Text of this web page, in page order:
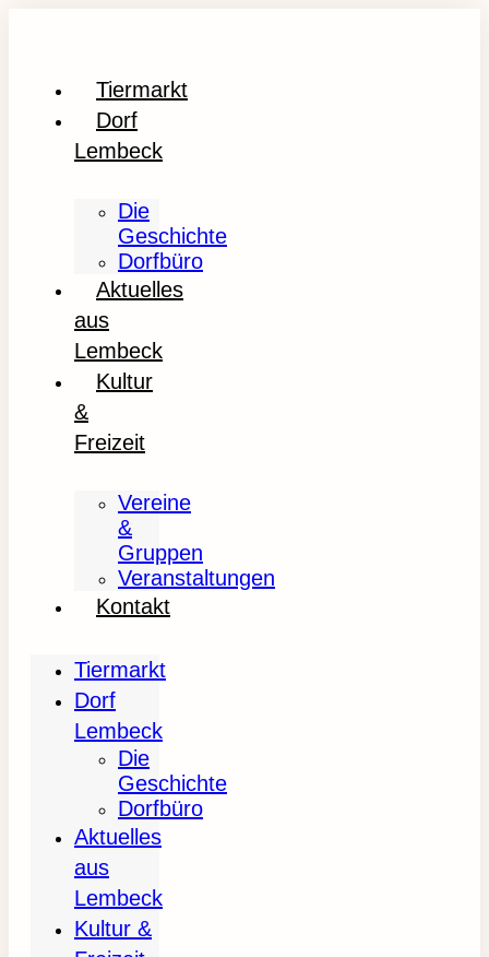
Tiermarkt
Dorf
Lembeck
Die
Geschichte
Dorfbüro
Aktuelles
aus
Lembeck
Kultur
&
Freizeit
Vereine
&
Gruppen
Veranstaltungen
Kontakt
Tiermarkt
Dorf
Lembeck
Die
Geschichte
Dorfbüro
Aktuelles
aus
Lembeck
Kultur &